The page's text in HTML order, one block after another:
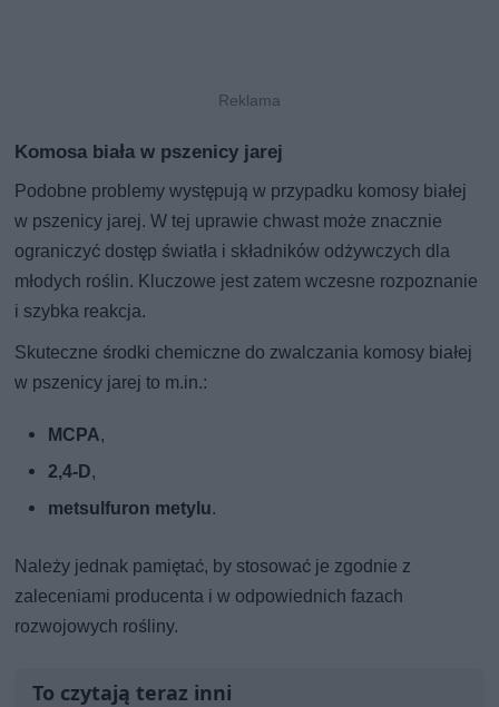
Komosa biała w pszenicy jarej
Podobne problemy występują w przypadku komosy białej
w pszenicy jarej. W tej uprawie chwast może znacznie
ograniczyć dostęp światła i składników odżywczych dla
młodych roślin. Kluczowe jest zatem wczesne rozpoznanie
i szybka reakcja.
Skuteczne środki chemiczne do zwalczania komosy białej
w pszenicy jarej to m.in.:
MCPA,
2,4-D,
metsulfuron metylu.
Należy jednak pamiętać, by stosować je zgodnie z
zaleceniami producenta i w odpowiednich fazach
rozwojowych rośliny.
To czytają teraz inni